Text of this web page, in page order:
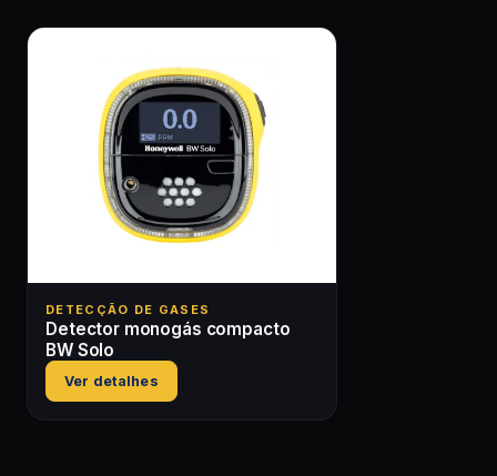
DETECÇÃO DE GASES
Detector monogás compacto
BW Solo
Ver detalhes